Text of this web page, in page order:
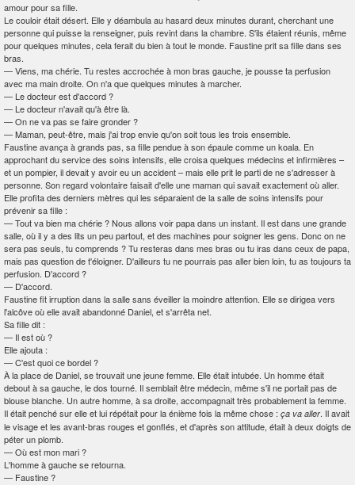
amour pour sa fille.
Le couloir était désert. Elle y déambula au hasard deux minutes durant, cherchant une
personne qui puisse la renseigner, puis revint dans la chambre. S'ils étaient réunis, même
pour quelques minutes, cela ferait du bien à tout le monde. Faustine prit sa fille dans ses
bras.
—Viens, ma chérie. Tu restes accrochée à mon bras gauche, je pousse ta perfusion
avec ma main droite. On n'a que quelques minutes à marcher.
—Le docteur est d'accord ?
—Le docteur n'avait qu'à être là.
—On ne va pas se faire gronder ?
—Maman, peut-être, mais j'ai trop envie qu'on soit tous les trois ensemble.
Faustine avança à grands pas, sa fille pendue à son épaule comme un koala. En
approchant du service des soins intensifs, elle croisa quelques médecins et infirmières –
et un pompier, il devait y avoir eu un accident – mais elle prit le parti de ne s'adresser à
personne. Son regard volontaire faisait d'elle une maman qui savait exactement où aller.
Elle profita des derniers mètres qui les séparaient de la salle de soins intensifs pour
prévenir sa fille :
—Tout va bien ma chérie ? Nous allons voir papa dans un instant. Il est dans une grande
salle, où il y a des lits un peu partout, et des machines pour soigner les gens. Donc on ne
sera pas seuls, tu comprends ? Tu resteras dans mes bras ou tu iras dans ceux de papa,
mais pas question de t'éloigner. D'ailleurs tu ne pourrais pas aller bien loin, tu as toujours ta
perfusion. D'accord ?
— D'accord.
Faustine fit irruption dans la salle sans éveiller la moindre attention. Elle se dirigea vers
l'alcôve où elle avait abandonné Daniel, et s'arrêta net.
Sa fille dit :
— Il est où ?
Elle ajouta :
—C'est quoi ce bordel ?
À la place de Daniel, se trouvait une jeune femme. Elle était intubée. Un homme était
debout à sa gauche, le dos tourné. Il semblait être médecin, même s'il ne portait pas de
blouse blanche. Un autre homme, à sa droite, accompagnait très probablement la femme.
Il était penché sur elle et lui répétait pour la énième fois la même chose : ça va aller. Il avait
le visage et les avant-bras rouges et gonflés, et d'après son attitude, était à deux doigts de
péter un plomb.
—Où est mon mari ?
L'homme à gauche se retourna.
— Faustine ?